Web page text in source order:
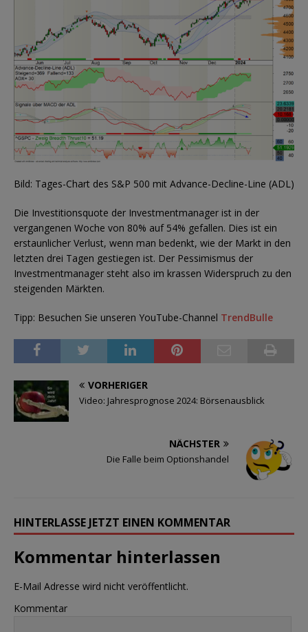
Bild: Tages-Chart des S&P 500 mit Advance-Decline-Line (ADL)
Die Investitionsquote der Investmentmanager ist in der
vergangenen Woche von 80% auf 54% gefallen. Dies ist ein
erstaunlicher Verlust, wenn man bedenkt, wie der Markt in den
letzten drei Tagen gestiegen ist. Der Pessimismus der
Investmentmanager steht also im krassen Widerspruch zu den
steigenden Märkten.
Tipp: Besuchen Sie unseren YouTube-Channel TrendBulle
VORHERIGER
Video: Jahresprognose 2024: Börsenausblick
NÄCHSTER
Die Falle beim Optionshandel
HINTERLASSE JETZT EINEN KOMMENTAR
Kommentar hinterlassen
E-Mail Adresse wird nicht veröffentlicht.
Kommentar